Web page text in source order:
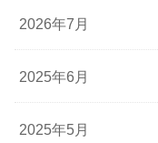
2026年7月
2025年6月
2025年5月